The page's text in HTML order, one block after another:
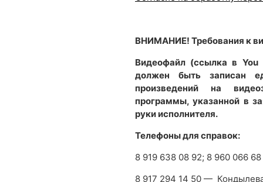
ВНИМАНИЕ! Требования к
Видеофайл (ссылка в You
должен быть записан
произведений на
программы, указанной в
руки исполнителя.
Телефоны для справок:
8 919 638 08 92; 8 960 066
8 917 294 14 50 —